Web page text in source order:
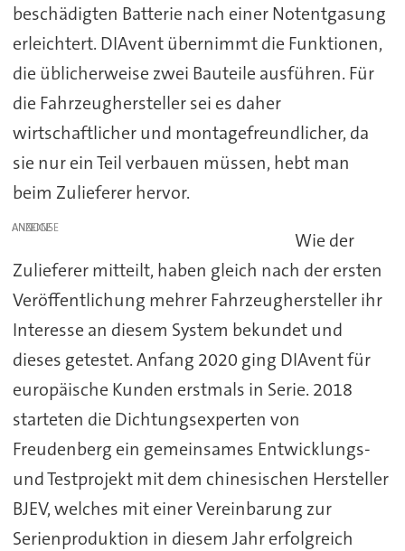
beschädigten Batterie nach einer Notentgasung
erleichtert. DIAvent übernimmt die Funktionen,
die üblicherweise zwei Bauteile ausführen. Für
die Fahrzeughersteller sei es daher
wirtschaftlicher und montagefreundlicher, da
sie nur ein Teil verbauen müssen, hebt man
beim Zulieferer hervor.
ANZEIGE
Wie der
Zulieferer mitteilt, haben gleich nach der ersten
Veröffentlichung mehrer Fahrzeughersteller ihr
Interesse an diesem System bekundet und
dieses getestet. Anfang 2020 ging DIAvent für
europäische Kunden erstmals in Serie. 2018
starteten die Dichtungsexperten von
Freudenberg ein gemeinsames Entwicklungs-
und Testprojekt mit dem chinesischen Hersteller
BJEV, welches mit einer Vereinbarung zur
Serienproduktion in diesem Jahr erfolgreich